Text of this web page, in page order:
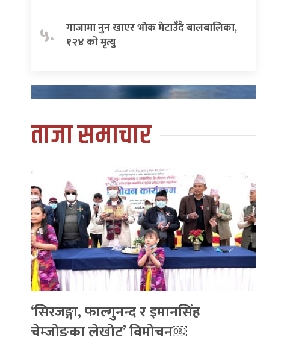
५.
गाजामा नुन खाएर भोक मेटाउँदै बालबालिका,
१२४ को मृत्यु
ताजा समाचार
‘सिरजङ्गा, फाल्गुनन्द र इमानसिंह
चेम्जोङका लेखोट’ विमोचन￼